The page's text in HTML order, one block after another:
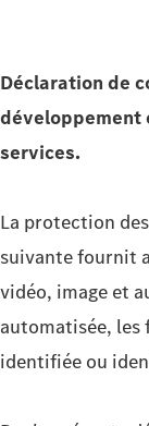
Déclaration de
développement
services.
La protection
suivante fournit
vidéo, image et
automatisée, les
identifiée ou